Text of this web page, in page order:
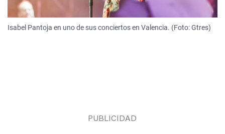
Isabel Pantoja en uno de sus conciertos en Valencia. (Foto: Gtres)